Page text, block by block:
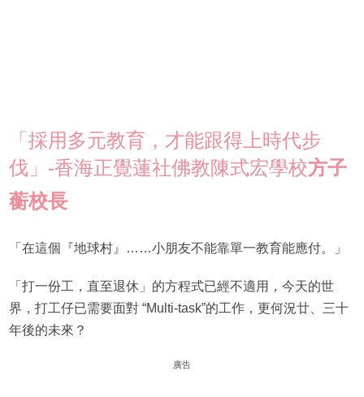
「採用多元教育，才能跟得上時代步
伐」-香海正覺蓮社佛教陳式宏學校方子
蘅校長
「在這個『地球村』……小朋友不能靠單一教育能應付。」
「打一份工，直至退休」的方程式已經不適用，今天的世
界，打工仔已需要面對 “Multi-task”的工作，更何況廿、三十
年後的未來？
廣告